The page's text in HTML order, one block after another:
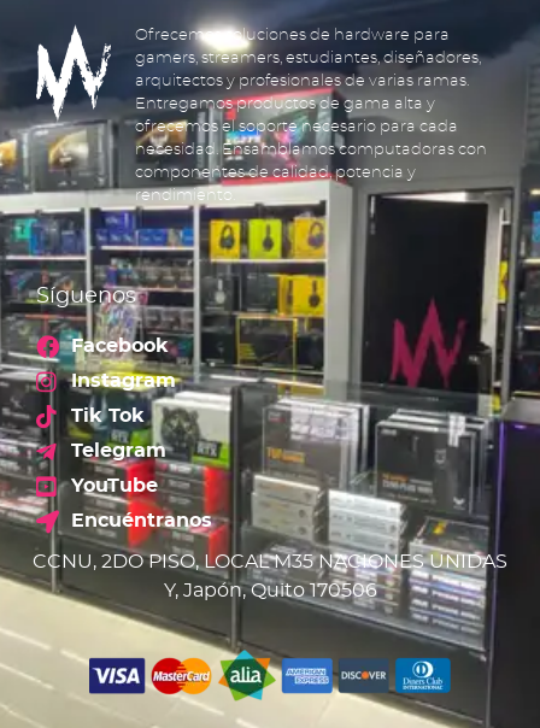
Ofrecemos soluciones de hardware para
gamers, streamers, estudiantes, diseñadores,
arquitectos y profesionales de varias ramas.
Entregamos productos de gama alta y
ofrecemos el soporte necesario para cada
necesidad. Ensamblamos computadoras con
componentes de calidad, potencia y
rendimiento.
Síguenos
Facebook
Instagram
Tik Tok
Telegram
YouTube
Encuéntranos
CCNU, 2DO PISO, LOCAL M35 NACIONES UNIDAS
Y, Japón, Quito 170506